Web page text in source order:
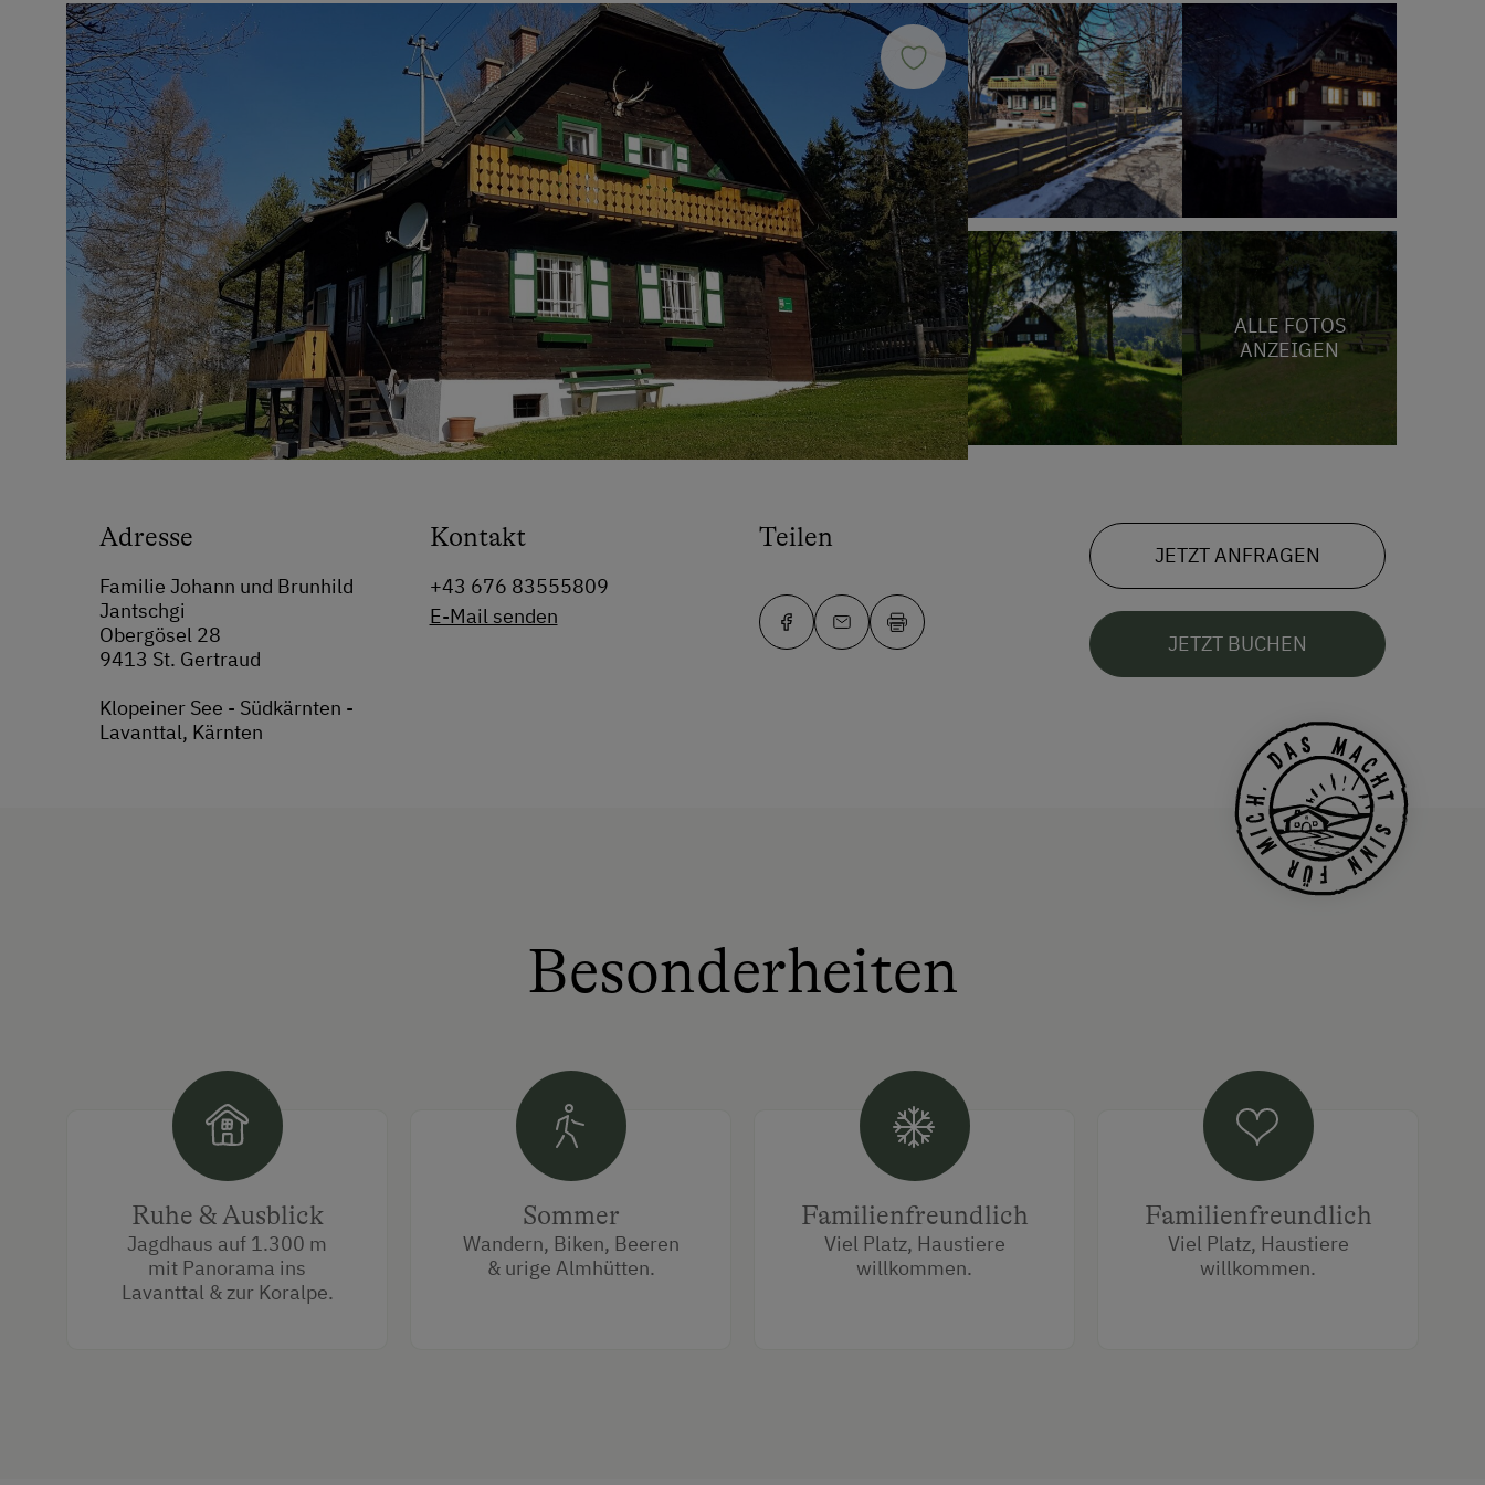
ALLE FOTOS
ANZEIGEN
Adresse
Familie Johann und Brunhild
Jantschgi
Obergösel 28
9413 St. Gertraud
Klopeiner See - Südkärnten -
Lavanttal, Kärnten
Kontakt
+43 676 83555809
E-Mail senden
Teilen
JETZT ANFRAGEN
JETZT BUCHEN
Besonderheiten
Ruhe & Ausblick
Jagdhaus auf 1.300 m
mit Panorama ins
Lavanttal & zur Koralpe.
Sommer
Wandern, Biken, Beeren
& urige Almhütten.
Familienfreundlich
Viel Platz, Haustiere
willkommen.
Familienfreundlich
Viel Platz, Haustiere
willkommen.